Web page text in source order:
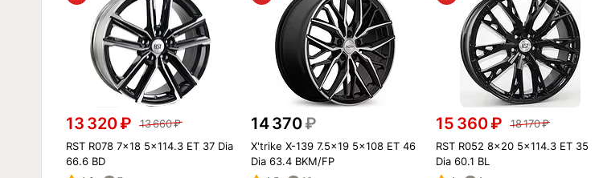
13 320₽ 13 660₽
RST R078 7x18 5x114.3 ET 37 Dia
66.6 BD
14 370₽
X'trike X-139 7.5x19 5x108 ET 46
Dia 63.4 BKM/FP
15 360₽ 18 170₽
RST R052 8x20 5x114.3 ET 35
Dia 60.1 BL